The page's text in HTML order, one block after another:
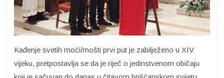
Kađenje svetih moći/mošti prvi put je zabilježeno u XIV
vijeku, pretpostavlja se da je riječ o jedinstvenom običaju